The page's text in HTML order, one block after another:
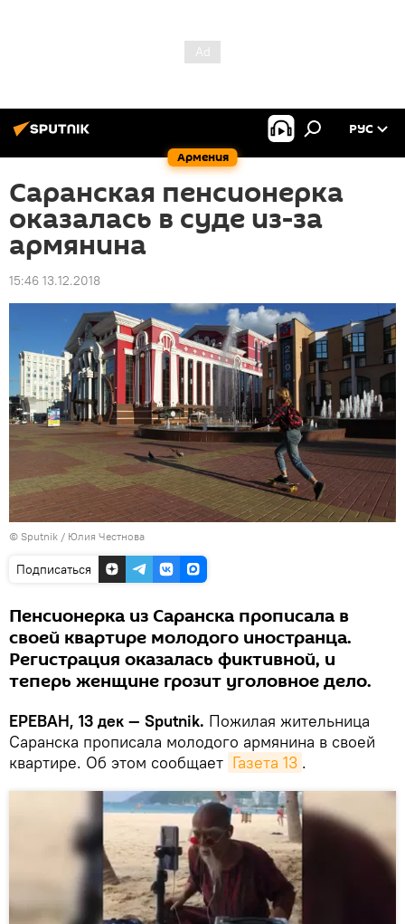
Армения
РУС
Саранская пенсионерка
оказалась в суде из-за
армянина
15:46 13.12.2018
© Sputnik / Юлия Честнова
Подписаться
Пенсионерка из Саранска прописала в
своей квартире молодого иностранца.
Регистрация оказалась фиктивной, и
теперь женщине грозит уголовное дело.
ЕРЕВАН, 13 дек — Sputnik. Пожилая жительница
Саранска прописала молодого армянина в своей
квартире. Об этом сообщает Газета 13 .